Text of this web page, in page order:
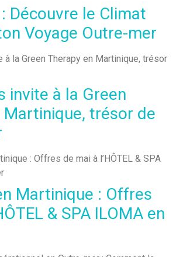
Découvre le Climat
Voyage Outre-mer
invite à la Green
Martinique, trésor de
Martinique : Offres
& SPA ILOMA en